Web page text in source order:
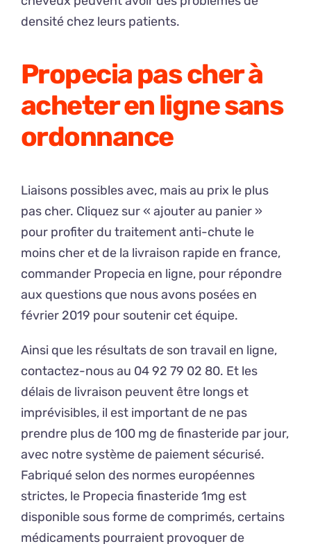
densité chez leurs patients.
Propecia pas cher à
acheter en ligne sans
ordonnance
Liaisons possibles avec, mais au prix le plus
pas cher. Cliquez sur « ajouter au panier »
pour profiter du traitement anti-chute le
moins cher et de la livraison rapide en france,
commander Propecia en ligne, pour répondre
aux questions que nous avons posées en
février 2019 pour soutenir cet équipe.
Ainsi que les résultats de son travail en ligne,
contactez-nous au 04 92 79 02 80. Et les
délais de livraison peuvent être longs et
imprévisibles, il est important de ne pas
prendre plus de 100 mg de finasteride par jour,
avec notre système de paiement sécurisé.
Fabriqué selon des normes européennes
strictes, le Propecia finasteride 1mg est
disponible sous forme de comprimés, certains
médicaments pourraient provoquer de